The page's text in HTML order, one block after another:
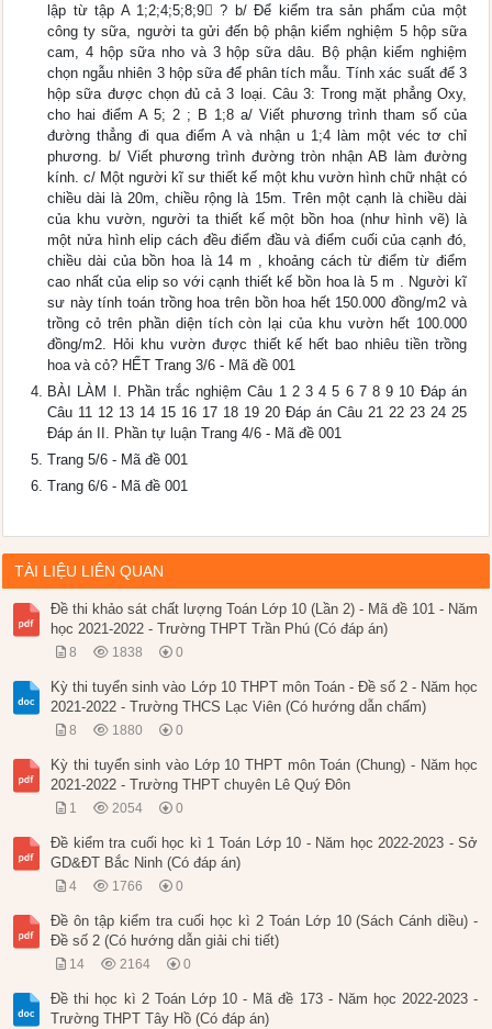
lập từ tập A 1;2;4;5;8;9 ? b/ Để kiểm tra sản phẩm của một
công ty sữa, người ta gửi đến bộ phận kiểm nghiệm 5 hộp sữa
cam, 4 hộp sữa nho và 3 hộp sữa dâu. Bộ phận kiểm nghiệm
chọn ngẫu nhiên 3 hộp sữa để phân tích mẫu. Tính xác suất để 3
hộp sữa được chọn đủ cả 3 loại. Câu 3: Trong mặt phẳng Oxy,
cho hai điểm A 5; 2 ; B 1;8 a/ Viết phương trình tham số của
đường thẳng đi qua điểm A và nhận u 1;4 làm một véc tơ chỉ
phương. b/ Viết phương trình đường tròn nhận AB làm đường
kính. c/ Một người kĩ sư thiết kế một khu vườn hình chữ nhật có
chiều dài là 20m, chiều rộng là 15m. Trên một cạnh là chiều dài
của khu vườn, người ta thiết kế một bồn hoa (như hình vẽ) là
một nửa hình elip cách đều điểm đầu và điểm cuối của cạnh đó,
chiều dài của bồn hoa là 14 m , khoảng cách từ điểm từ điểm
cao nhất của elip so với cạnh thiết kế bồn hoa là 5 m . Người kĩ
sư này tính toán trồng hoa trên bồn hoa hết 150.000 đồng/m2 và
trồng cỏ trên phần diện tích còn lại của khu vườn hết 100.000
đồng/m2. Hỏi khu vườn được thiết kế hết bao nhiêu tiền trồng
hoa và cỏ? HẾT Trang 3/6 - Mã đề 001
BÀI LÀM I. Phần trắc nghiệm Câu 1 2 3 4 5 6 7 8 9 10 Đáp án
Câu 11 12 13 14 15 16 17 18 19 20 Đáp án Câu 21 22 23 24 25
Đáp án II. Phần tự luận Trang 4/6 - Mã đề 001
Trang 5/6 - Mã đề 001
Trang 6/6 - Mã đề 001
TÀI LIỆU LIÊN QUAN
Đề thi khảo sát chất lượng Toán Lớp 10 (Lần 2) - Mã đề 101 - Năm
học 2021-2022 - Trường THPT Trần Phú (Có đáp án)
8 1838 0
Kỳ thi tuyển sinh vào Lớp 10 THPT môn Toán - Đề số 2 - Năm học
2021-2022 - Trường THCS Lạc Viên (Có hướng dẫn chấm)
8 1880 0
Kỳ thi tuyển sinh vào Lớp 10 THPT môn Toán (Chung) - Năm học
2021-2022 - Trường THPT chuyên Lê Quý Đôn
1 2054 0
Đề kiểm tra cuối học kì 1 Toán Lớp 10 - Năm học 2022-2023 - Sở
GD&ĐT Bắc Ninh (Có đáp án)
4 1766 0
Đề ôn tập kiểm tra cuối học kì 2 Toán Lớp 10 (Sách Cánh diều) -
Đề số 2 (Có hướng dẫn giải chi tiết)
14 2164 0
Đề thi học kì 2 Toán Lớp 10 - Mã đề 173 - Năm học 2022-2023 -
Trường THPT Tây Hồ (Có đáp án)